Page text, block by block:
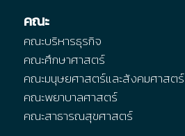
คณะ
คณะบริหารธุรกิจ
คณะศึกษาศาสตร์
คณะมนุษยศาสตร์และสังคมศาสตร์
คณะพยาบาลศาสตร์
คณะสาธารณสุขศาสตร์